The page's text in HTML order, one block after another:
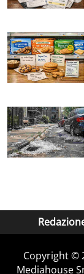
Copyright ©
Mediahouse